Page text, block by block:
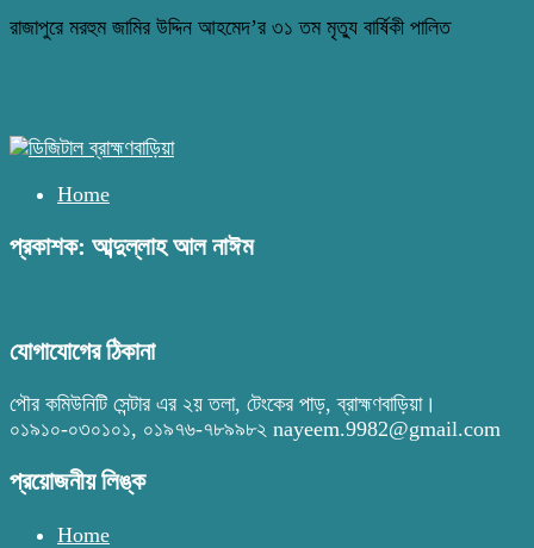
রাজাপুরে মরহুম জামির উদ্দিন আহমেদ’র ৩১ তম মৃত্যু বার্ষিকী পালিত
Home
প্রকাশক: আব্দুল্লাহ আল নাঈম
যোগাযোগের ঠিকানা
পৌর কমিউনিটি সেন্টার এর ২য় তলা, টেংকের পাড়, ব্রাহ্মণবাড়িয়া।
০১৯১০-০৩০১০১, ০১৯৭৬-৭৮৯৯৮২ nayeem.9982@gmail.com
প্রয়োজনীয় লিঙ্ক
Home